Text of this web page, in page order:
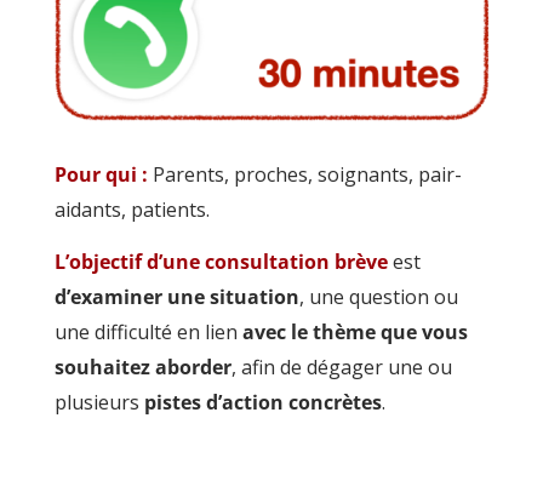
Pour qui : Parents, proches, soignants, pair-
aidants, patients.
L’objectif d’une consultation brèveest
d’examiner une situation, une question ou
une difficulté en lien avec le thème que vous
souhaitez aborder, afin de dégager une ou
plusieurs pistes d’action concrètes.